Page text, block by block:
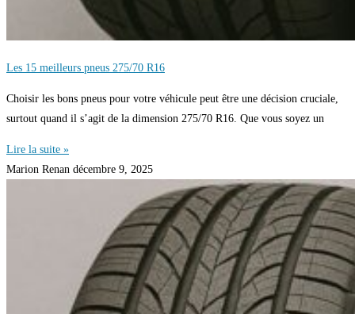
Les 15 meilleurs pneus 275/70 R16
Choisir les bons pneus pour votre véhicule peut être une décision cruciale,
surtout quand il s’agit de la dimension 275/70 R16. Que vous soyez un
Lire la suite »
Marion Renan décembre 9, 2025